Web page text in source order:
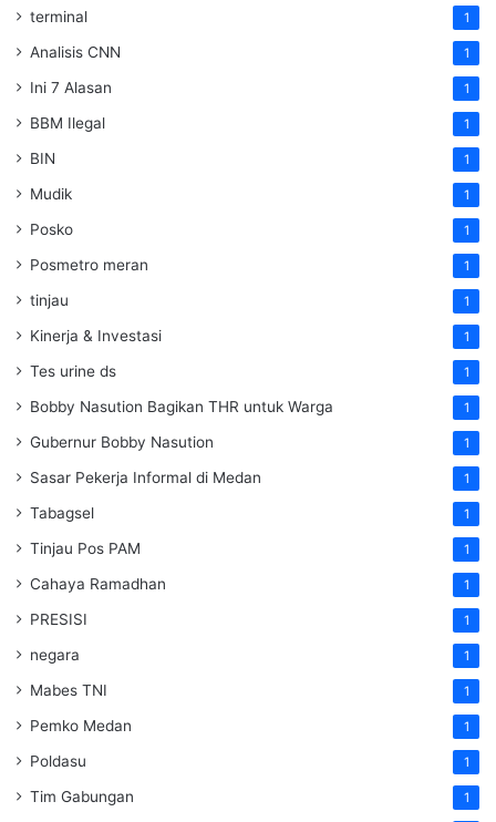
terminal 1
Analisis CNN 1
Ini 7 Alasan 1
BBM Ilegal 1
BIN 1
Mudik 1
Posko 1
Posmetro meran 1
tinjau 1
Kinerja & Investasi 1
Tes urine ds 1
Bobby Nasution Bagikan THR untuk Warga 1
Gubernur Bobby Nasution 1
Sasar Pekerja Informal di Medan 1
Tabagsel 1
Tinjau Pos PAM 1
Cahaya Ramadhan 1
PRESISI 1
negara 1
Mabes TNI 1
Pemko Medan 1
Poldasu 1
Tim Gabungan 1